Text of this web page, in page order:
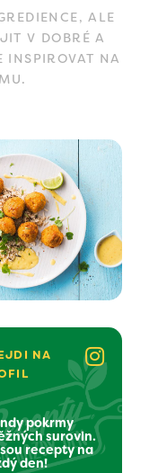
ALE
V DOBRÉ A
INSPIROVAT NA
NA
pokrmy
surovin.
recepty na
den!